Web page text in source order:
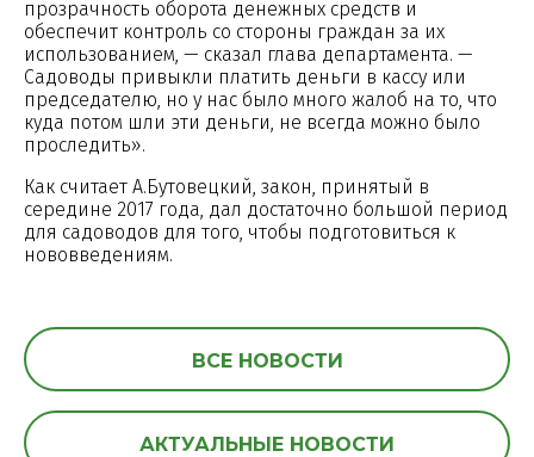
прозрачность оборота денежных средств и
обеспечит контроль со стороны граждан за их
использованием, — сказал глава департамента. —
Садоводы привыкли платить деньги в кассу или
председателю, но у нас было много жалоб на то, что
куда потом шли эти деньги, не всегда можно было
проследить».
Как считает А.Бутовецкий, закон, принятый в
середине 2017 года, дал достаточно большой период
для садоводов для того, чтобы подготовиться к
нововведениям.
ВСЕ НОВОСТИ
АКТУАЛЬНЫЕ НОВОСТИ